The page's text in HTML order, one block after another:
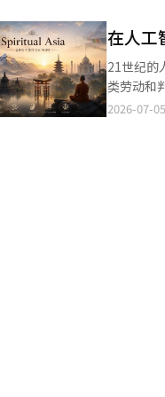
韩国创
评价称，这项研
通信部部
中心的规模和成本可能并不
地回答复
地表明，解决复杂
国，跃升为全球
别演讲。
面临的挑战，
国的CEO
法，以及韩国
在人工
21世纪的
类劳动和
长，但社
2026-07-